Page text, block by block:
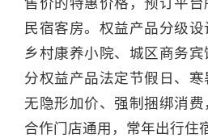
民宿客房。权益产品分级设
乡村康养小院、城区商务
分权益产品法定节假日、寒
无隐形加价、强制捆绑消
合作门店通用，常年出行住